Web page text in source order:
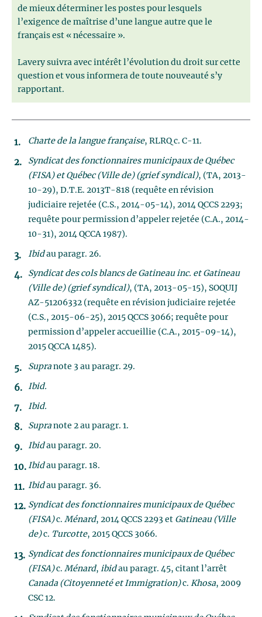
de mieux déterminer les postes pour lesquels
l’exigence de maîtrise d’une langue autre que le
français est « nécessaire ».
Lavery suivra avec intérêt l’évolution du droit sur cette
question et vous informera de toute nouveauté s’y
rapportant.
Charte de la langue française, RLRQ c. C-11.
Syndicat des fonctionnaires municipaux de Québec
(FISA) et Québec (Ville de) (grief syndical), (TA, 2013-
10-29), D.T.E. 2013T-818 (requête en révision
judiciaire rejetée (C.S., 2014-05-14), 2014 QCCS 2293;
requête pour permission d’appeler rejetée (C.A., 2014-
10-31), 2014 QCCA 1987).
Ibidau paragr. 26.
Syndicat des cols blancs de Gatineau inc. et Gatineau
(Ville de) (grief syndical), (TA, 2013-05-15), SOQUIJ
AZ-51206332 (requête en révision judiciaire rejetée
(C.S., 2015-06-25), 2015 QCCS 3066; requête pour
permission d’appeler accueillie (C.A., 2015-09-14),
2015 QCCA 1485).
Supranote 3 au paragr. 29.
Ibid.
Ibid.
Supranote 2 au paragr. 1.
Ibidau paragr. 20.
Ibidau paragr. 18.
Ibidau paragr. 36.
Syndicat des fonctionnaires municipaux de Québec
(FISA)c. Ménard, 2014 QCCS 2293 et Gatineau (Ville
de)c. Turcotte, 2015 QCCS 3066.
Syndicat des fonctionnaires municipaux de Québec
(FISA)c. Ménard, ibidau paragr. 45, citant l’arrêt
Canada (Citoyenneté et Immigration)c. Khosa, 2009
CSC 12.